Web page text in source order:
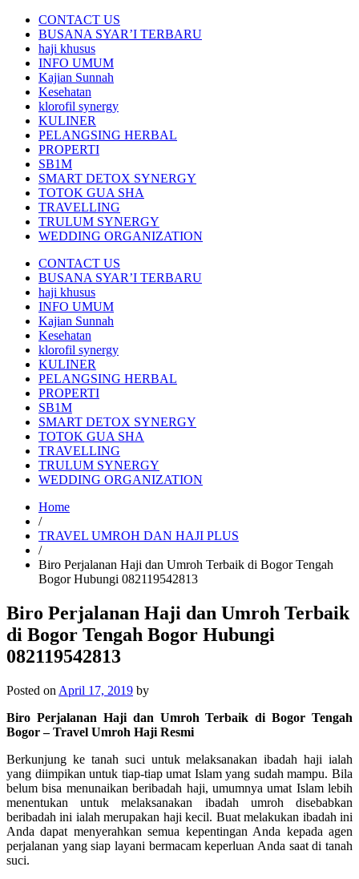
CONTACT US
BUSANA SYAR’I TERBARU
haji khusus
INFO UMUM
Kajian Sunnah
Kesehatan
klorofil synergy
KULINER
PELANGSING HERBAL
PROPERTI
SB1M
SMART DETOX SYNERGY
TOTOK GUA SHA
TRAVELLING
TRULUM SYNERGY
WEDDING ORGANIZATION
CONTACT US
BUSANA SYAR’I TERBARU
haji khusus
INFO UMUM
Kajian Sunnah
Kesehatan
klorofil synergy
KULINER
PELANGSING HERBAL
PROPERTI
SB1M
SMART DETOX SYNERGY
TOTOK GUA SHA
TRAVELLING
TRULUM SYNERGY
WEDDING ORGANIZATION
Home
/
TRAVEL UMROH DAN HAJI PLUS
/
Biro Perjalanan Haji dan Umroh Terbaik di Bogor Tengah
Bogor Hubungi 082119542813
Biro Perjalanan Haji dan Umroh Terbaik
di Bogor Tengah Bogor Hubungi
082119542813
Posted on April 17, 2019 by
Biro Perjalanan Haji dan Umroh Terbaik di Bogor Tengah
Bogor – Travel Umroh Haji Resmi
Berkunjung ke tanah suci untuk melaksanakan ibadah haji ialah
yang diimpikan untuk tiap-tiap umat Islam yang sudah mampu. Bila
belum bisa menunaikan beribadah haji, umumnya umat Islam lebih
menentukan untuk melaksanakan ibadah umroh disebabkan
beribadah ini ialah merupakan haji kecil. Buat melakukan ibadah ini
Anda dapat menyerahkan semua kepentingan Anda kepada agen
perjalanan yang siap layani bermacam keperluan Anda saat di tanah
suci.